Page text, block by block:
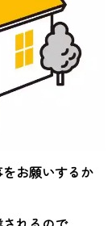
をお願いするか